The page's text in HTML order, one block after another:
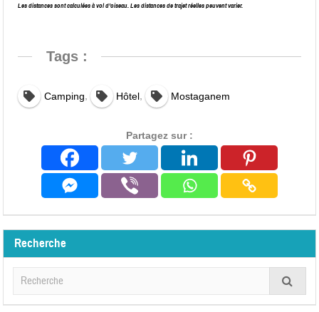
Les distances sont calculées à vol d’oiseau. Les distances de trajet réelles peuvent varier.
Tags :
Camping Hôtel, Mostaganem
Partagez sur :
Recherche